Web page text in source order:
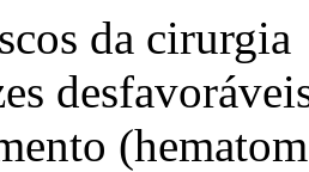
da cirurgia